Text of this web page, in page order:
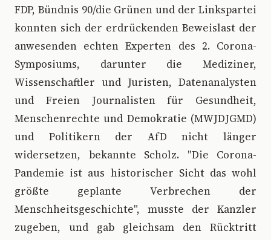
FDP, Bündnis 90/die Grünen und der Linkspartei
konnten sich der erdrückenden Beweislast der
anwesenden echten Experten des 2. Corona-
Symposiums, darunter die Mediziner,
Wissenschaftler und Juristen, Datenanalysten
und Freien Journalisten für Gesundheit,
Menschenrechte und Demokratie (MWJDJGMD)
und Politikern der AfD nicht länger
widersetzen, bekannte Scholz. "Die Corona-
Pandemie ist aus historischer Sicht das wohl
größte geplante Verbrechen der
Menschheitsgeschichte", musste der Kanzler
zugeben, und gab gleichsam den Rücktritt